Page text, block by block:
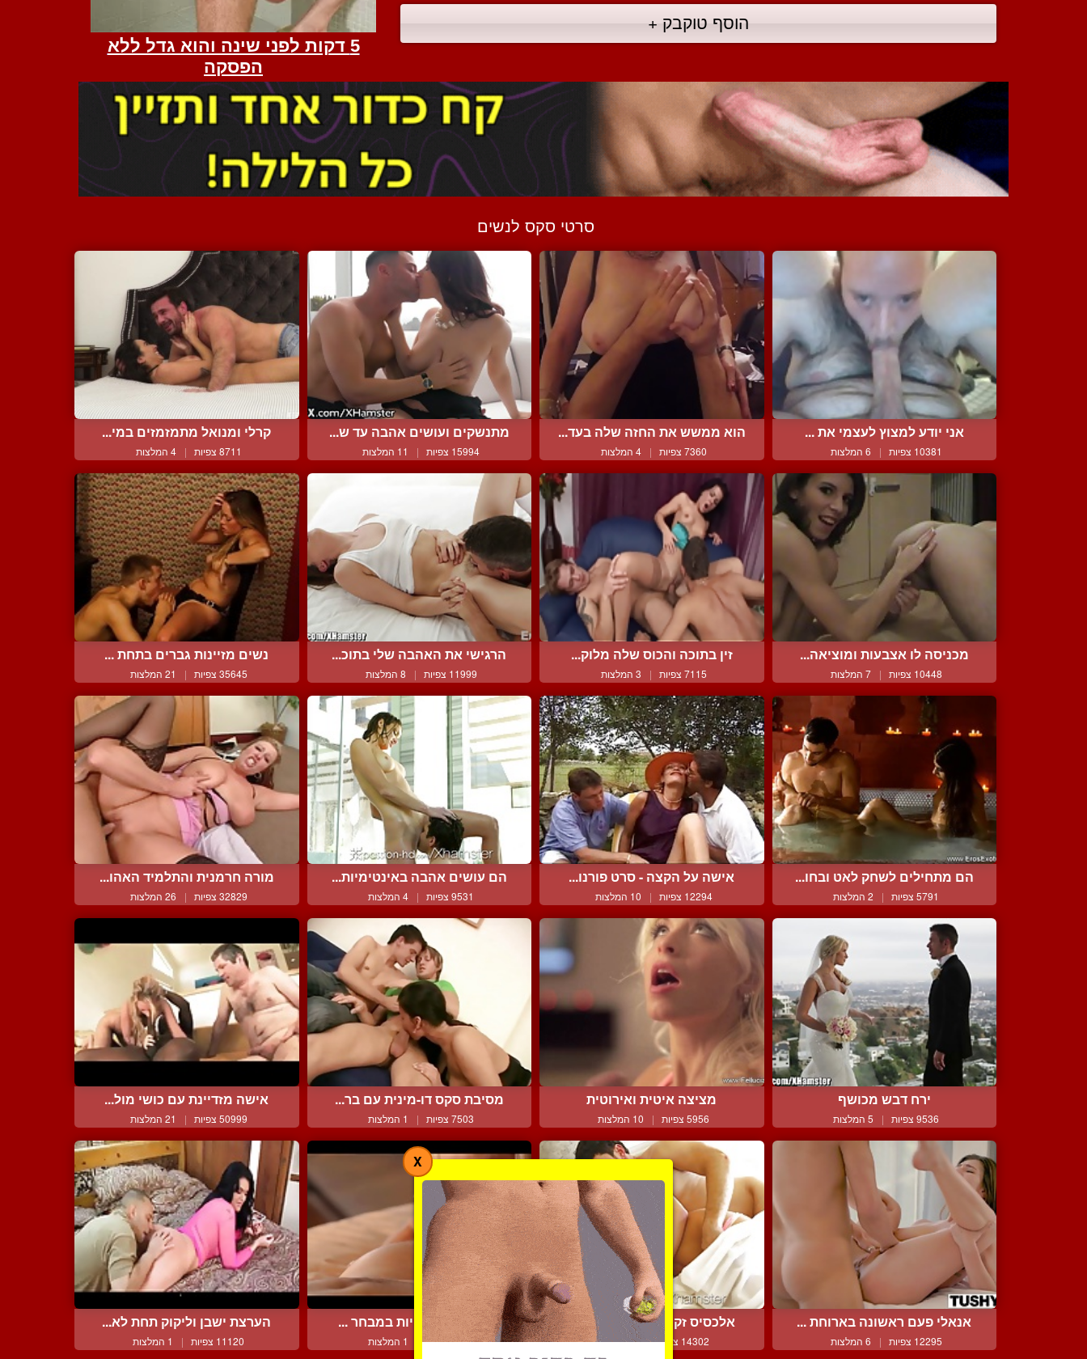
הוסף טוקבק +
סרטי סקס לנשים
אני יודע למצוץ לעצמי את ...
10381 צפיות | 6 המלצות
הוא ממשש את החזה שלה בעד...
7360 צפיות | 4 המלצות
מתנשקים ועושים אהבה עד ש...
15994 צפיות | 11 המלצות
קרלי ומנואל מתמזמזים במי...
8711 צפיות | 4 המלצות
מכניסה לו אצבעות ומוציאה...
10448 צפיות | 7 המלצות
זין בתוכה והכוס שלה מלוק...
7115 צפיות | 3 המלצות
הרגישי את האהבה שלי בתוכ...
11999 צפיות | 8 המלצות
נשים מזיינות גברים בתחת ...
35645 צפיות | 21 המלצות
הם מתחילים לשחק לאט ובחו...
5791 צפיות | 2 המלצות
אישה על הקצה - סרט פורנו...
12294 צפיות | 10 המלצות
הם עושים אהבה באינטימיות...
9531 צפיות | 4 המלצות
מורה חרמנית והתלמיד האהו...
32829 צפיות | 26 המלצות
ירח דבש מכושף
9536 צפיות | 5 המלצות
מציצה איטית ואירוטית
5956 צפיות | 10 המלצות
מסיבת סקס דו-מינית עם בר...
7503 צפיות | 1 המלצות
אישה מזדיינת עם כושי מול...
50999 צפיות | 21 המלצות
אנאלי פעם ראשונה בארוחת ...
12295 צפיות | 6 המלצות
אלכסיס זקוקה לזין של המא...
14302 צפיות | 4 המלצות
הערצות זין איטיות במבחר ...
6138 צפיות | 1 המלצות
הערצת ישבן וליקוק תחת לא...
11120 צפיות | 1 המלצות
X